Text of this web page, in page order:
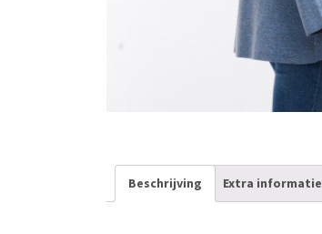
Beschrijving Extra informatie